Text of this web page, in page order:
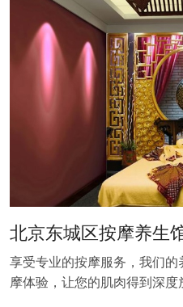
北京东城区按摩养生
享受专业的按摩服务，我们
摩体验，让您的肌肉得到深度